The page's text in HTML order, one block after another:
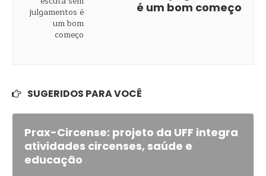
é um bom começo
SUGERIDOS PARA VOCÊ
Prax-Circense: projeto da UFF integra
atividades circenses, saúde e
educação